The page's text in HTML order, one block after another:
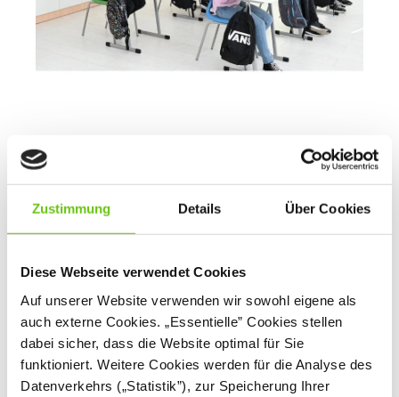
Zustimmung Details Über Cookies
Diese Webseite verwendet Cookies
Auf unserer Website verwenden wir sowohl eigene als
auch externe Cookies. „Essentielle” Cookies stellen
dabei sicher, dass die Website optimal für Sie
funktioniert. Weitere Cookies werden für die Analyse des
Datenverkehrs („Statistik”), zur Speicherung Ihrer
Schulbänke – Funktionalität,
Sicherheit und Komfort für jede
Schule
und weiterführenden Schulen. Die Kategorie
Angebot von insGraf wurde sorgfältig für Schulleitungen und
Lehrkräfte entwickelt, die nach langlebigen, ergonomischen
suchen. In unserem umfangreichen Sortiment finden Sie
Tische und Bänke, die nicht nur eine effiziente
Raumorganisation ermöglichen, sondern auch maximalen